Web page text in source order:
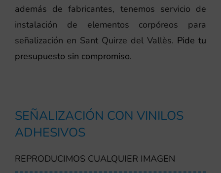
además de fabricantes, tenemos servicio de
instalación de elementos corpóreos para
señalización en Sant Quirze del Vallès. Pide tu
presupuesto sin compromiso.
SEÑALIZACIÓN CON VINILOS
ADHESIVOS
REPRODUCIMOS CUALQUIER IMAGEN